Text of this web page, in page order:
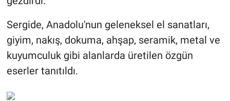
Sergide, Anadolu'nun geleneksel el sanatları,
giyim, nakış, dokuma, ahşap, seramik, metal ve
kuyumculuk gibi alanlarda üretilen özgün
eserler tanıtıldı.